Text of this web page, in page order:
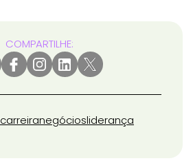
COMPARTILHE:
carreiranegóciosliderança